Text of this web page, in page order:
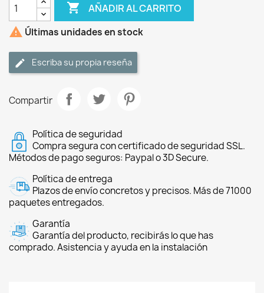
 AÑADIR AL CARRITO
 Últimas unidades en stock
Escriba su propia reseña
Compartir
Política de seguridad
Compra segura con certificado de seguridad SSL.
Métodos de pago seguros: Paypal o 3D Secure.
Política de entrega
Plazos de envío concretos y precisos. Más de 71000
paquetes entregados.
Garantía
Garantía del producto, recibirás lo que has
comprado. Asistencia y ayuda en la instalación